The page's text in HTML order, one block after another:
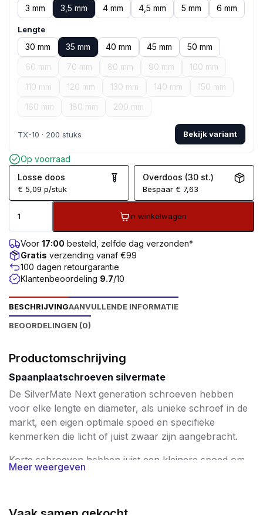
3 mm 3,5 mm 4 mm 4,5 mm 5 mm 6 mm
Lengte
30 mm 35 mm 40 mm 45 mm
50 mm
60 mm
70 mm 80 mm 90 mm
100 mm
110 mm
120 mm 130 mm 140 mm
150 mm
160 mm
180 mm 200 mm
TX-10 · 200 stuks Bekijk variant
Op voorraad
Losse doos
€ 5,09 p/stuk
Overdoos (30 st.)
Bespaar€ 7,63
In winkelwagen
Voor 17:00 besteld, zelfde dag verzonden*
Gratis verzending vanaf €99
100 dagen retourgarantie
Klantenbeoordeling 9.7/10
BESCHRIJVINGAANVULLENDE INFORMATIE
BEOORDELINGEN (0)
Productomschrijving
Spaanplaatschroeven silvermate
De SilverMate Next generation schroeven hebben
voor elke lengte en diameter, als unieke schroef in de
markt, een eigen optimale spoed en specifieke
kenmerken die licht of juist zwaar zijn aangebracht.
Korte schroeven hebben juist een kleinere spoed om
daarmee een hoge uittrekwaarde te bereiken. De
Meer weergeven